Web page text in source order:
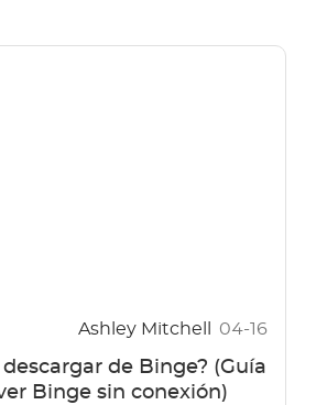
Ashley Mitchell 04-16
de Binge? (Guía
Binge sin conexión)